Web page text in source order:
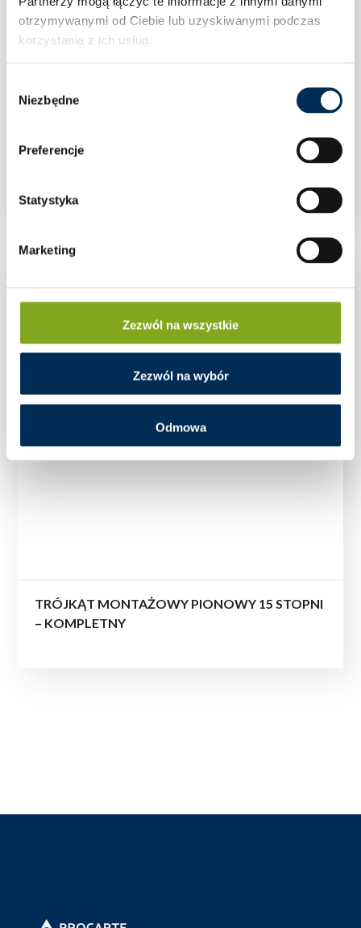
otrzymywanymi od Ciebie lub uzyskiwanymi podczas
korzystania z ich usług.
zgody
Niezbędne
Preferencje
Statystyka
Marketing
Zezwól na wszystkie
Zezwól na wybór
Odmowa
TRÓJKĄT MONTAŻOWY POZIOMY 15 STOPNI
TRÓJKĄT MONTAŻOWY PIONOWY 15 STOPNI
– KOMPLETNY